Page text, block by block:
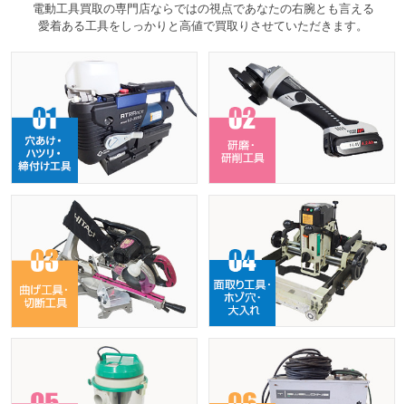
電動工具買取の専門店ならではの視点であなたの右腕とも言える
愛着ある工具をしっかりと高値で買取りさせていただきます。